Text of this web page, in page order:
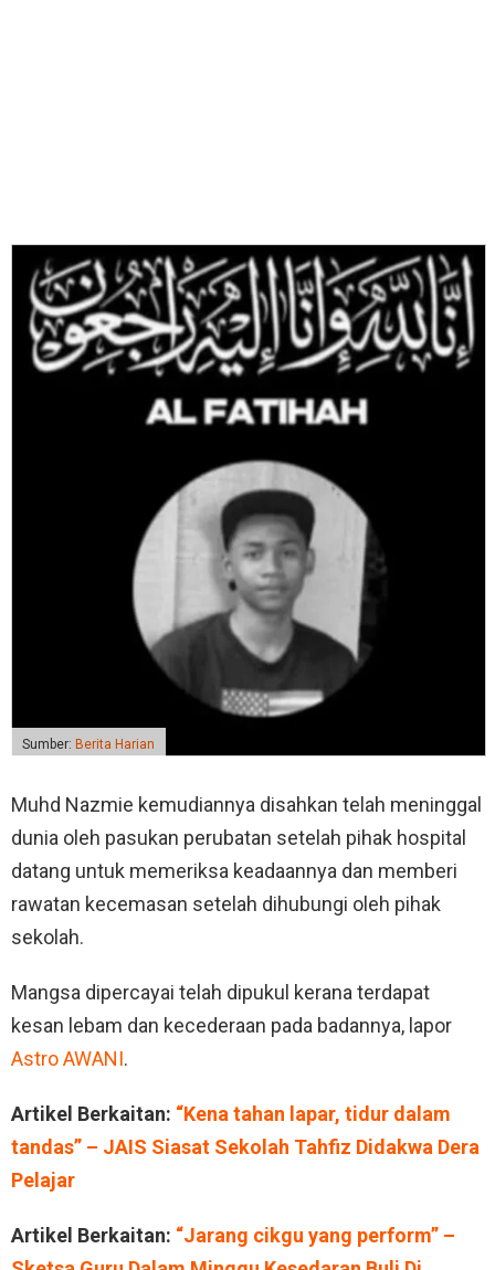
Sumber: Berita Harian
Muhd Nazmie kemudiannya disahkan telah meninggal
dunia oleh pasukan perubatan setelah pihak hospital
datang untuk memeriksa keadaannya dan memberi
rawatan kecemasan setelah dihubungi oleh pihak
sekolah.
Mangsa dipercayai telah dipukul kerana terdapat
kesan lebam dan kecederaan pada badannya, lapor
Astro AWANI.
Artikel Berkaitan: “Kena tahan lapar, tidur dalam
tandas” – JAIS Siasat Sekolah Tahfiz Didakwa Dera
Pelajar
Artikel Berkaitan: “Jarang cikgu yang perform” –